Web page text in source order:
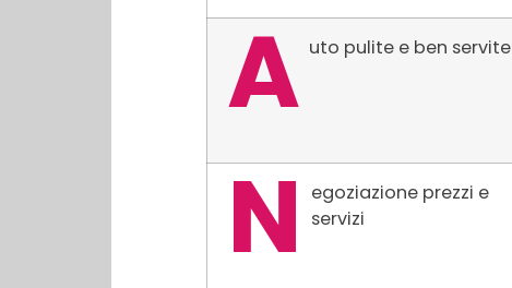
A uto pulite e ben servite
N
egoziazione prezzi e
servizi